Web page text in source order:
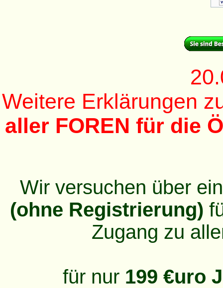
Weitere Erklärungen
aller FOREN für die
Wir versuchen über
(ohne Registrierung)
Zugang zu
für nur 199 €uro